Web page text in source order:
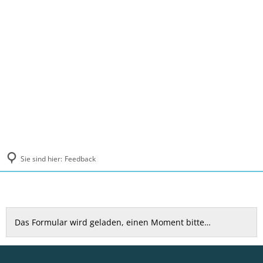
Sie sind hier: Feedback
Feedback
Das Formular wird geladen, einen Moment bitte…